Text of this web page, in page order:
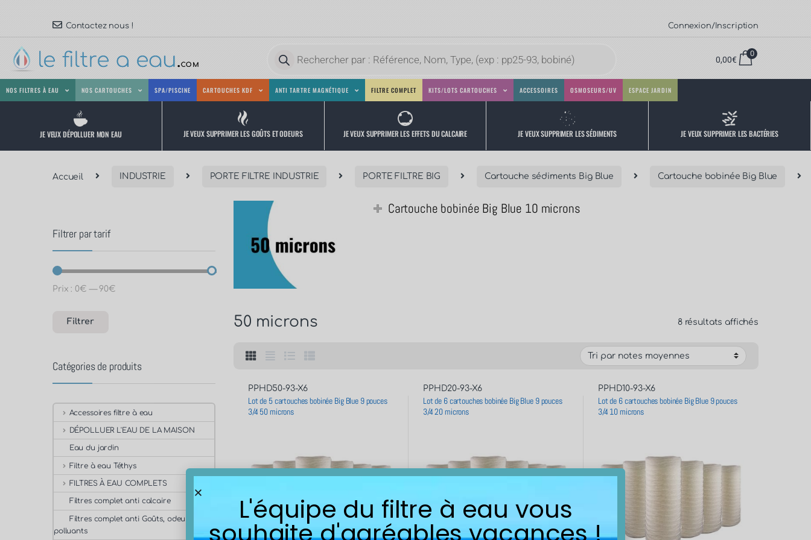
Contactez nous ! Connexion/Inscription
0,00€
0
NOS FILTRES À EAU NOS CARTOUCHES SPA/PISCINE CARTOUCHES KDF ANTI TARTRE MAGNÉTIQUE FILTRE COMPLET KITS/LOTS CARTOUCHES ACCESSOIRES OSMOSEURS/UV ESPACE JARDIN
JE VEUX DÉPOLLUER MON EAU JE VEUX SUPPRIMER LES GOÛTS ET ODEURS JE VEUX SUPPRIMER LES EFFETS DU CALCAIRE JE VEUX SUPPRIMER LES SÉDIMENTS JE VEUX SUPPRIMER LES BACTÉRIES
Accueil INDUSTRIE PORTE FILTRE INDUSTRIE PORTE FILTRE BIG Cartouche sédiments Big Blue Cartouche bobinée Big Blue
Cartouche bobinée Big Blue 10 microns
50 microns 8 résultats affichés
PPHD50-93-X6
Lot de 5 cartouches bobinée Big Blue 9 pouces
3/4 50 microns
PPHD20-93-X6
Lot de 6 cartouches bobinée Big Blue 9 pouces
3/4 20 microns
PPHD10-93-X6
Lot de 6 cartouches bobinée Big Blue 9 pouces
3/4 10 microns
Filtrer par tarif
Filtrer
Prix : 0€ —90€
Catégories de produits
Accessoires filtre à eau
DÉPOLLUER L'EAU DE LA MAISON
Eau du jardin
Filtre à eau Téthys
FILTRES À EAU COMPLETS
Filtres complet anti calcaire
Filtres complet anti Goûts, odeurs,
polluants
L'équipe du filtre à eau vous